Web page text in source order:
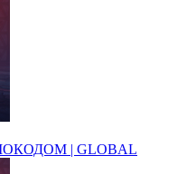
| GLOBAL